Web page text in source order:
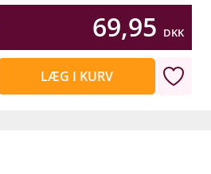
69,95 DKK
LÆG I KURV